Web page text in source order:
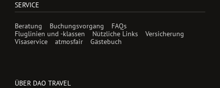
SERVICE
Beratung Buchungsvorgang
FAQs
Fluglinien und -klassen
Nützliche Links
Versicherung
Visaservice
atmosfair Gästebuch
ÜBER DAO TRAVEL